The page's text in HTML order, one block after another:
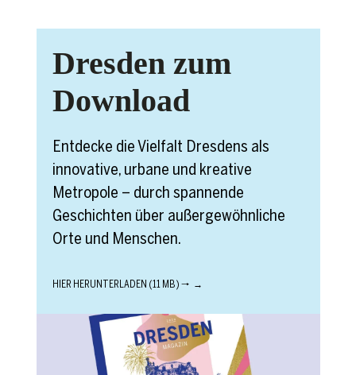
Dresden zum
Download
Entdecke die Vielfalt Dresdens als
innovative, urbane und kreative
Metropole – durch spannende
Geschichten über außergewöhnliche
Orte und Menschen.
HIER HERUNTERLADEN (11 MB) 🠒